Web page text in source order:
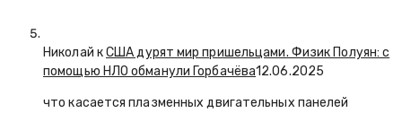
Николай кСША дурят мир пришельцами. Физик Полуян: с
помощью НЛО обманули Горбачёва12.06.2025
что касается плазменных двигательных панелей